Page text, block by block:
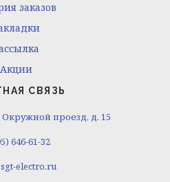
заказов
Акции
СВЯЗЬ
Окружной проезд, д. 15
646-61-32
electro.ru